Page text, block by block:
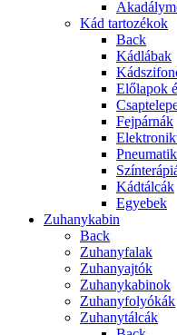
Kád tartozékok
Back
Kádlábak
Előlapok
Fejpárnák
Kádtálcák
Egyebek
Zuhanykabin
Back
Zuhanyfalak
Zuhanyajtók
Zuhanykabinok
Zuhanyfolyókák
Zuhanytálcák